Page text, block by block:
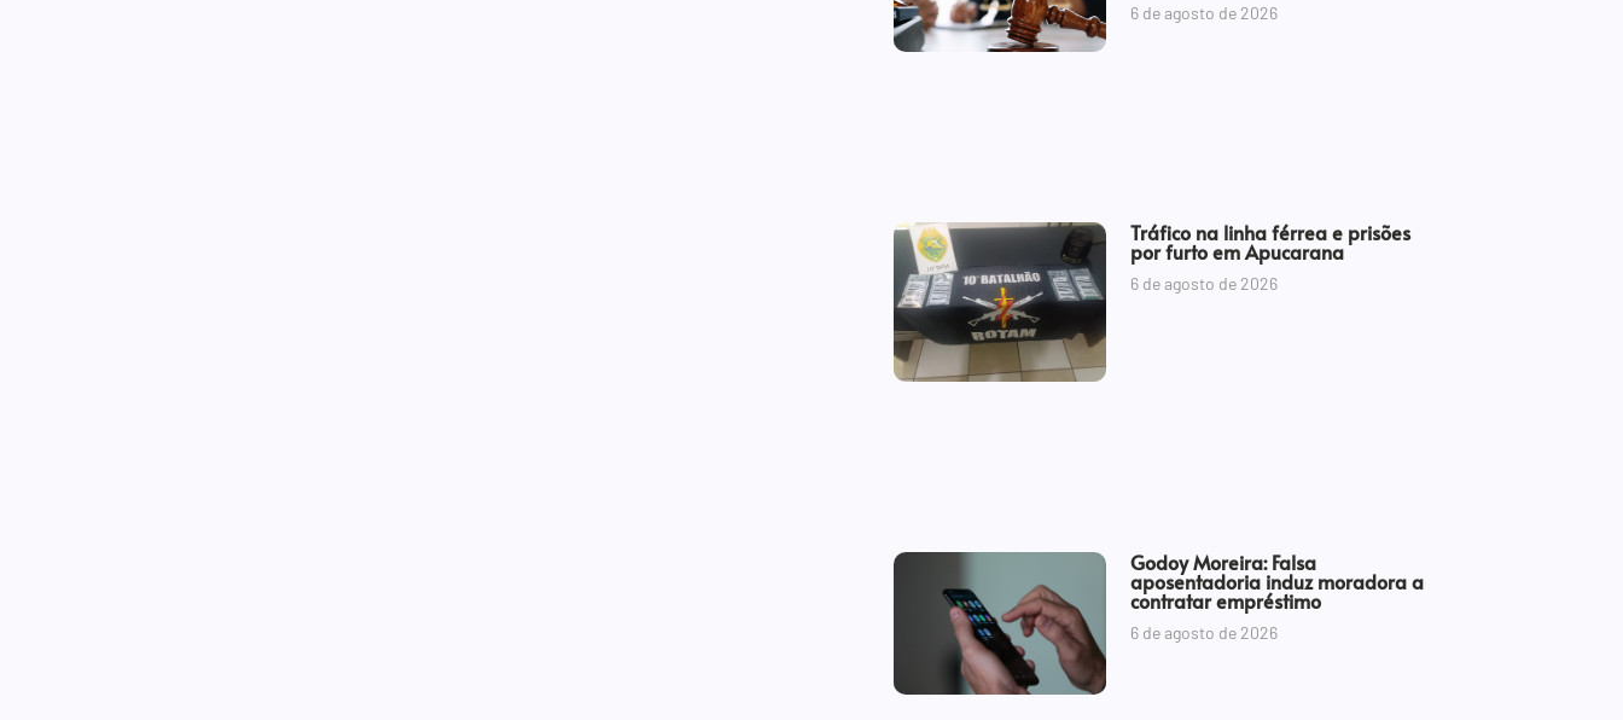
6 de agosto de 2026
Tráfico na linha férrea e prisões
por furto em Apucarana
6 de agosto de 2026
Godoy Moreira: Falsa
aposentadoria induz moradora a
contratar empréstimo
6 de agosto de 2026